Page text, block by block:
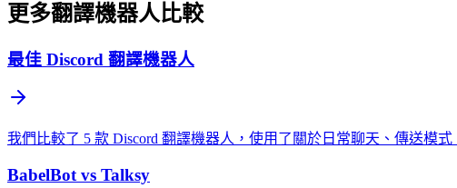
更多翻譯機器人比較
最佳 Discord 翻譯機器人
我們比較了 5 款 Discord 翻譯機器人，使用了關於日常聊天、傳送模
BabelBot vs Talksy